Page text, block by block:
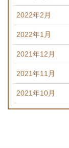
2022年2月
2022年1月
2021年12月
2021年11月
2021年10月